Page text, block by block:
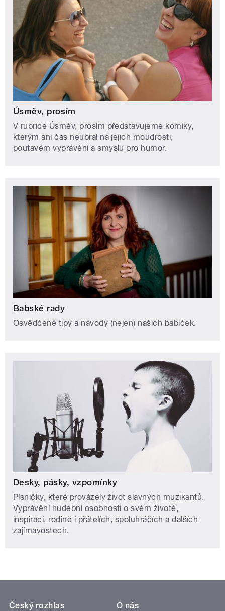
Úsměv, prosím
V rubrice Úsměv, prosím představujeme komiky,
kterým ani čas neubral na jejich moudrosti,
poutavém vyprávění a smyslu pro humor.
Babské rady
Osvědčené tipy a návody (nejen) našich babiček.
Desky, pásky, vzpomínky
Písničky, které provázely život slavných muzikantů.
Vyprávění hudební osobnosti o svém životě,
inspiraci, rodině i přátelích, spoluhráčích a dalších
zajímavostech.
Český rozhlas
O nás